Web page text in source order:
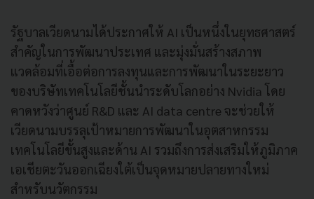
รัฐบาลเวียดนามได้ประกาศให้ AI เป็นหนึ่งในยุทธศาสตร์
สำคัญในการพัฒนาประเทศ และมุ่งมั่นสร้างสภาพ
แวดล้อมที่เอื้อต่อการลงทุนและการพัฒนาในระยะยาว
ของบริษัทเทคโนโลยีชั้นนำระดับโลกอย่าง Nvidia โดย
คาดหวังว่าศูนย์ R&D และ AI data centre จะช่วยให้
เวียดนามบรรลุเป้าหมายการพัฒนาในอุตสาหกรรม
เทคโนโลยีขั้นสูงและด้าน AI รวมถึงการส่งเสริมให้ภูมิภาค
เอเชียตะวันออกเฉียงใต้เป็นจุดหมายปลายทางใหม่
สำหรับนวัตกรรม